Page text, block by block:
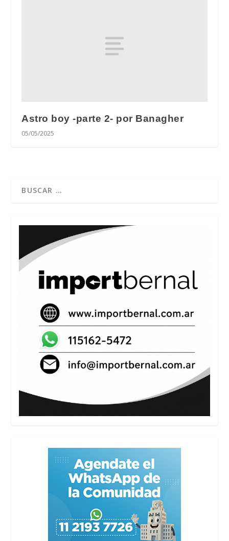
Astro boy -parte 2- por Banagher
05/05/2025